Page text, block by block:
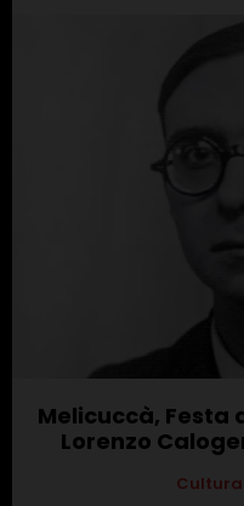
Melicuccà, Festa
Lorenzo
Cultura